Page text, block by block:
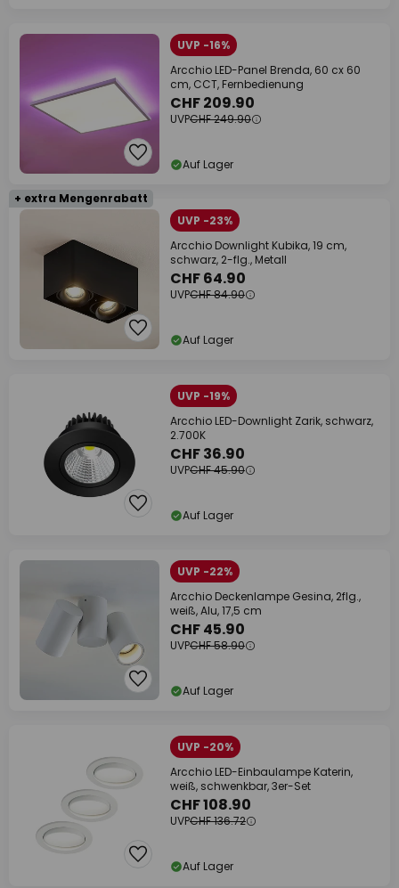
UVP -16%
Arcchio LED-Panel Brenda, 60 cx 60
cm, CCT, Fernbedienung
CHF 209.90
UVPCHF 249.90
Auf Lager
+ extra Mengenrabatt
UVP -23%
Arcchio Downlight Kubika, 19 cm,
schwarz, 2-flg., Metall
CHF 64.90
UVPCHF 84.90
Auf Lager
UVP -19%
Arcchio LED-Downlight Zarik, schwarz,
2.700K
CHF 36.90
UVPCHF 45.90
Auf Lager
UVP -22%
Arcchio Deckenlampe Gesina, 2flg.,
weiß, Alu, 17,5 cm
CHF 45.90
UVPCHF 58.90
Auf Lager
UVP -20%
Arcchio LED-Einbaulampe Katerin,
weiß, schwenkbar, 3er-Set
CHF 108.90
UVPCHF 136.72
Auf Lager